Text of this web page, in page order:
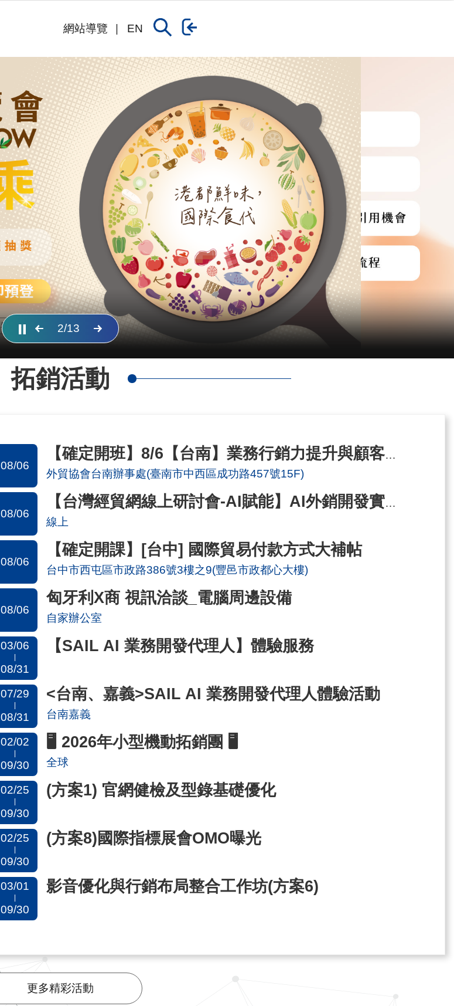
網站導覽 EN
2/13
拓銷活動
08/06
【確定開班】8/6【台南】業務行銷力提升與顧客經營實戰班
外貿協會台南辦事處(臺南市中西區成功路457號15F)
08/06
【台灣經貿網線上研討會-AI賦能】AI外銷開發實戰－用AI加速找到海外買主與商機
線上
08/06
【確定開課】[台中] 國際貿易付款方式大補帖
台中市西屯區市政路386號3樓之9(豐邑市政都心大樓)
08/06
匈牙利X商 視訊洽談_電腦周邊設備
自家辦公室
03/06
08/31
【SAIL AI 業務開發代理人】體驗服務
07/29
08/31
<台南、嘉義>SAIL AI 業務開發代理人體驗活動
台南嘉義
02/02
09/30
🖥️ 2026年小型機動拓銷團 🖥️
全球
02/25
09/30
(方案1) 官網健檢及型錄基礎優化
02/25
09/30
(方案8)國際指標展會OMO曝光
03/01
09/30
影音優化與行銷布局整合工作坊(方案6)
更多精彩活動